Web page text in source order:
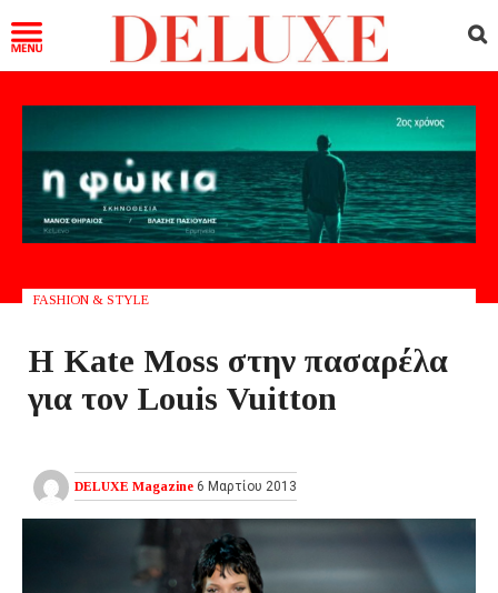
FASHION & STYLE
Η Kate Moss στην πασαρέλα
για τον Louis Vuitton
DELUXE Magazine 6 Μαρτίου 2013